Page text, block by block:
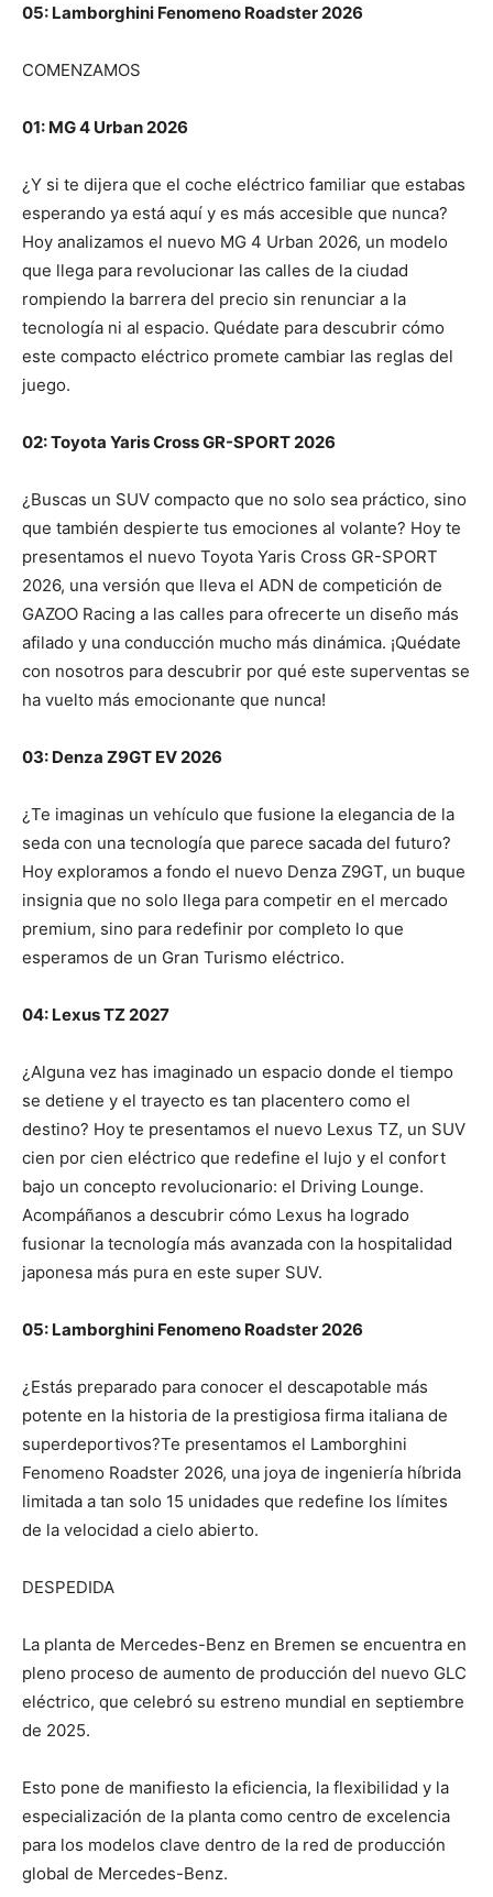
05: Lamborghini Fenomeno Roadster 2026
COMENZAMOS
01: MG 4 Urban 2026
¿Y si te dijera que el coche eléctrico familiar que estabas
esperando ya está aquí y es más accesible que nunca?
Hoy analizamos el nuevo MG 4 Urban 2026, un modelo
que llega para revolucionar las calles de la ciudad
rompiendo la barrera del precio sin renunciar a la
tecnología ni al espacio. Quédate para descubrir cómo
este compacto eléctrico promete cambiar las reglas del
juego.
02: Toyota Yaris Cross GR-SPORT 2026
¿Buscas un SUV compacto que no solo sea práctico, sino
que también despierte tus emociones al volante? Hoy te
presentamos el nuevo Toyota Yaris Cross GR-SPORT
2026, una versión que lleva el ADN de competición de
GAZOO Racing a las calles para ofrecerte un diseño más
afilado y una conducción mucho más dinámica. ¡Quédate
con nosotros para descubrir por qué este superventas se
ha vuelto más emocionante que nunca!
03: Denza Z9GT EV 2026
¿Te imaginas un vehículo que fusione la elegancia de la
seda con una tecnología que parece sacada del futuro?
Hoy exploramos a fondo el nuevo Denza Z9GT, un buque
insignia que no solo llega para competir en el mercado
premium, sino para redefinir por completo lo que
esperamos de un Gran Turismo eléctrico.
04: Lexus TZ 2027
¿Alguna vez has imaginado un espacio donde el tiempo
se detiene y el trayecto es tan placentero como el
destino? Hoy te presentamos el nuevo Lexus TZ, un SUV
cien por cien eléctrico que redefine el lujo y el confort
bajo un concepto revolucionario: el Driving Lounge.
Acompáñanos a descubrir cómo Lexus ha logrado
fusionar la tecnología más avanzada con la hospitalidad
japonesa más pura en este super SUV.
05: Lamborghini Fenomeno Roadster 2026
¿Estás preparado para conocer el descapotable más
potente en la historia de la prestigiosa firma italiana de
superdeportivos?Te presentamos el Lamborghini
Fenomeno Roadster 2026, una joya de ingeniería híbrida
limitada a tan solo 15 unidades que redefine los límites
de la velocidad a cielo abierto.
DESPEDIDA
La planta de Mercedes-Benz en Bremen se encuentra en
pleno proceso de aumento de producción del nuevo GLC
eléctrico, que celebró su estreno mundial en septiembre
de 2025.
Esto pone de manifiesto la eficiencia, la flexibilidad y la
especialización de la planta como centro de excelencia
para los modelos clave dentro de la red de producción
global de Mercedes-Benz.